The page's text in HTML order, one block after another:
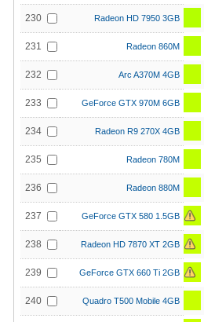
230 Radeon HD 7950 3GB
231 Radeon 860M
232 Arc A370M 4GB
233 GeForce GTX 970M 6GB
234 Radeon R9 270X 4GB
235 Radeon 780M
236 Radeon 880M
237 GeForce GTX 580 1.5GB
238 Radeon HD 7870 XT 2GB
239 GeForce GTX 660 Ti 2GB
240 Quadro T500 Mobile 4GB